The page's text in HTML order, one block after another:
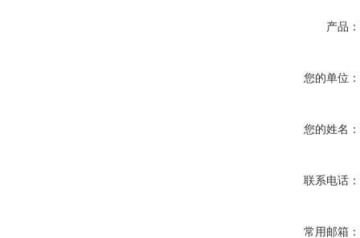
产品：
您的单位：
您的姓名：
联系电话：
常用邮箱：